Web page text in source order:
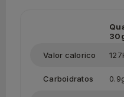
Valor calorico
Carboidratos